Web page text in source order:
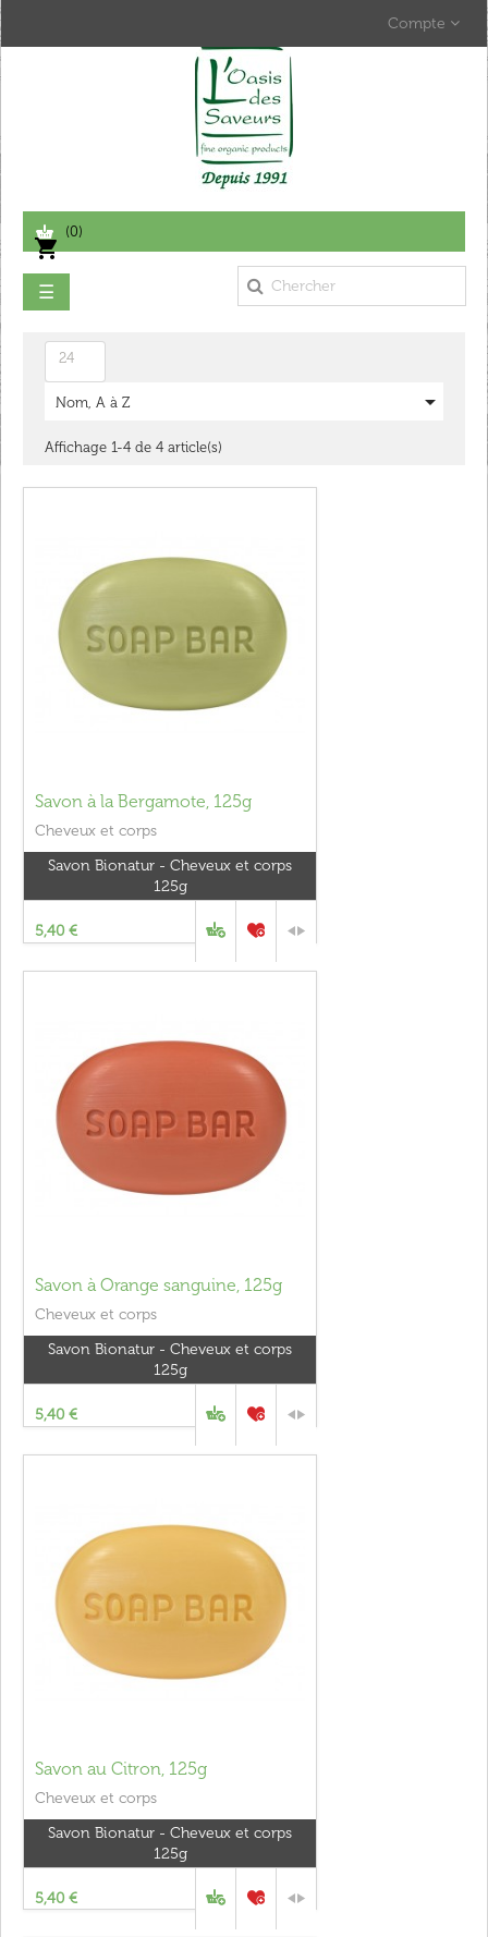
Compte
shopping_cart
(0)
Basculer
la
☰
24
Nom, A à Z 
Affichage 1-4 de 4 article(s)
Savon à la Bergamote, 125g
Cheveux et corps
Savon Bionatur - Cheveux et corps
125g
5,40 €
Savon à Orange sanguine, 125g
Cheveux et corps
Savon Bionatur - Cheveux et corps
125g
5,40 €
Savon au Citron, 125g
Cheveux et corps
Savon Bionatur - Cheveux et corps
125g
5,40 €